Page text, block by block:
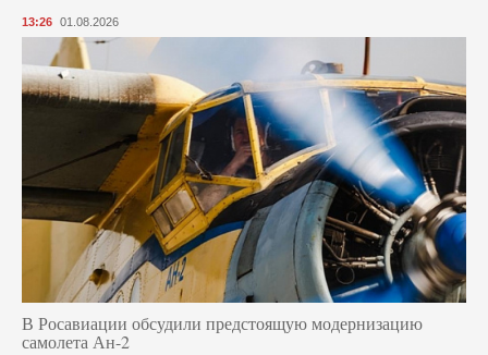
13:26 01.08.2026
В Росавиации обсудили предстоящую модернизацию
самолета Ан-2